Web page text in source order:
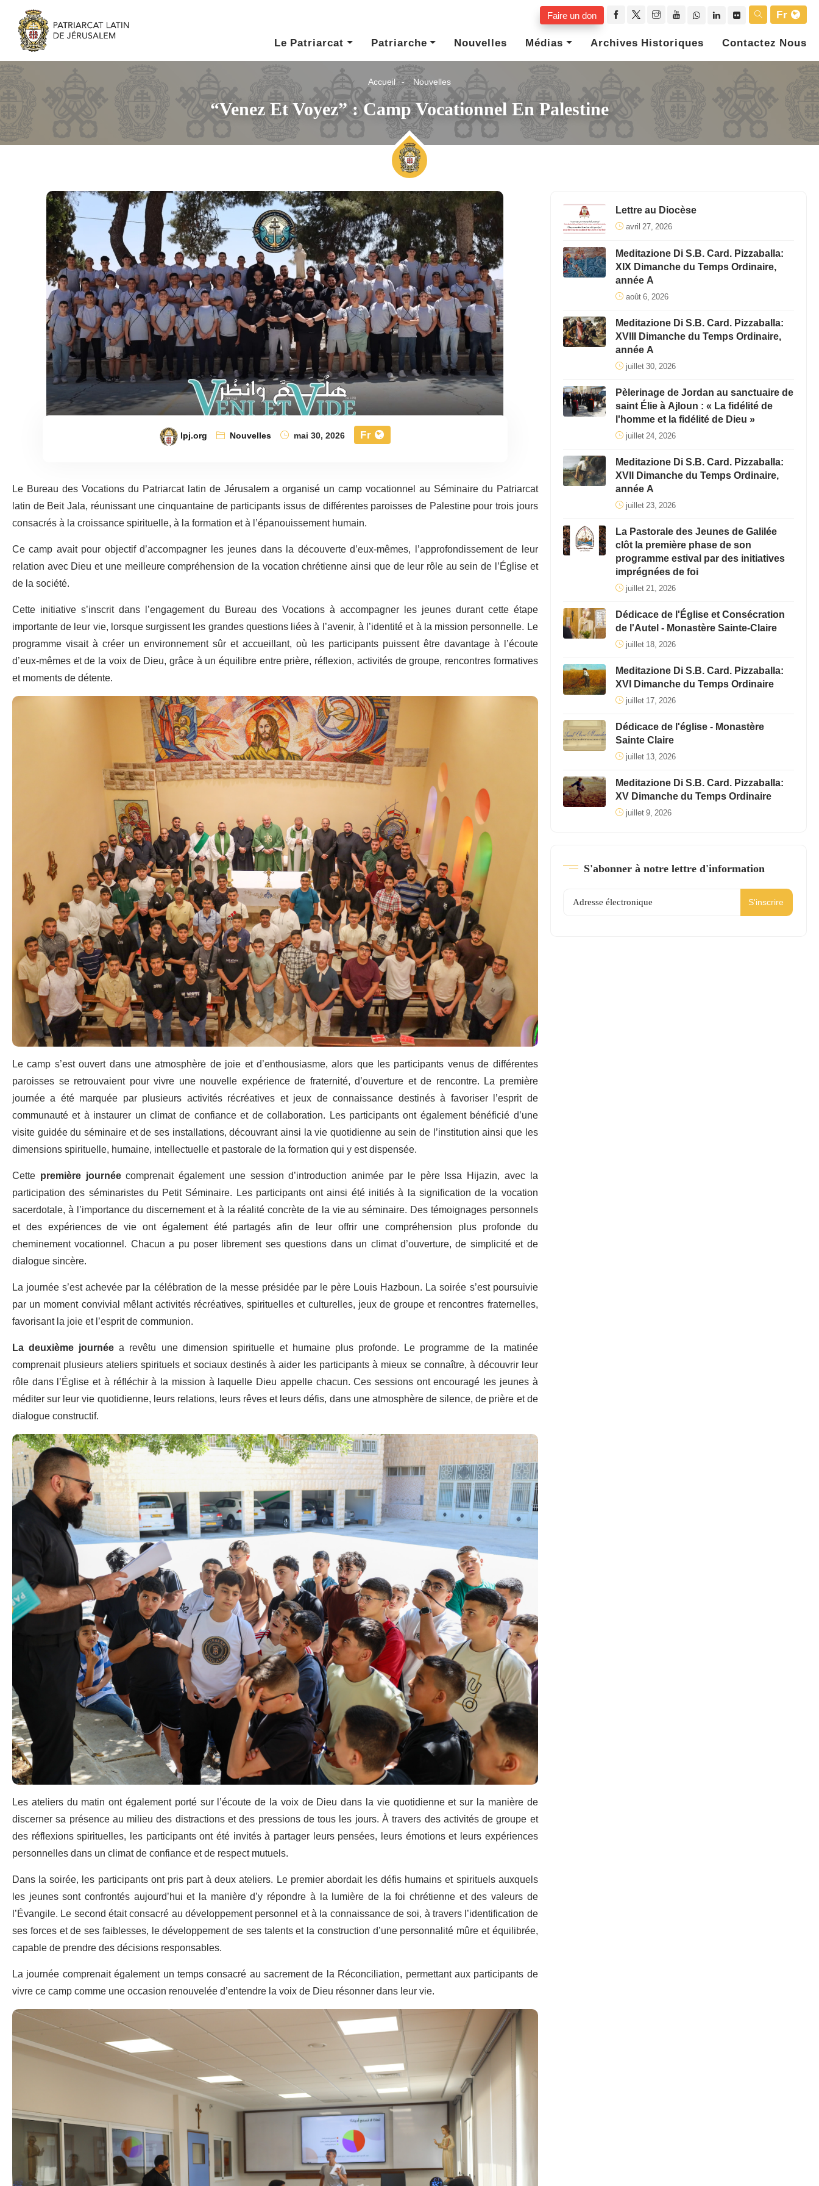
Faire un don
Fr
Le Patriarcat
Patriarche Nouvelles Médias Archives Historiques Contactez Nous
Accueil Nouvelles
“Venez Et Voyez” : Camp Vocationnel En Palestine
lpj.org Nouvelles mai 30, 2026 Fr
Le Bureau des Vocations du Patriarcat latin de Jérusalem a organisé un camp vocationnel au Séminaire du Patriarcat
latin de Beit Jala, réunissant une cinquantaine de participants issus de différentes paroisses de Palestine pour trois jours
consacrés à la croissance spirituelle, à la formation et à l’épanouissement humain.
Ce camp avait pour objectif d’accompagner les jeunes dans la découverte d’eux-mêmes, l’approfondissement de leur
relation avec Dieu et une meilleure compréhension de la vocation chrétienne ainsi que de leur rôle au sein de l’Église et
de la société.
Cette initiative s’inscrit dans l’engagement du Bureau des Vocations à accompagner les jeunes durant cette étape
importante de leur vie, lorsque surgissent les grandes questions liées à l’avenir, à l’identité et à la mission personnelle. Le
programme visait à créer un environnement sûr et accueillant, où les participants puissent être davantage à l’écoute
d’eux-mêmes et de la voix de Dieu, grâce à un équilibre entre prière, réflexion, activités de groupe, rencontres formatives
et moments de détente.
Le camp s’est ouvert dans une atmosphère de joie et d’enthousiasme, alors que les participants venus de différentes
paroisses se retrouvaient pour vivre une nouvelle expérience de fraternité, d’ouverture et de rencontre. La première
journée a été marquée par plusieurs activités récréatives et jeux de connaissance destinés à favoriser l’esprit de
communauté et à instaurer un climat de confiance et de collaboration. Les participants ont également bénéficié d’une
visite guidée du séminaire et de ses installations, découvrant ainsi la vie quotidienne au sein de l’institution ainsi que les
dimensions spirituelle, humaine, intellectuelle et pastorale de la formation qui y est dispensée.
Cette première journéecomprenait également une session d’introduction animée par le père Issa Hijazin, avec la
participation des séminaristes du Petit Séminaire. Les participants ont ainsi été initiés à la signification de la vocation
sacerdotale, à l’importance du discernement et à la réalité concrète de la vie au séminaire. Des témoignages personnels
et des expériences de vie ont également été partagés afin de leur offrir une compréhension plus profonde du
cheminement vocationnel. Chacun a pu poser librement ses questions dans un climat d’ouverture, de simplicité et de
dialogue sincère.
La journée s’est achevée par la célébration de la messe présidée par le père Louis Hazboun. La soirée s’est poursuivie
par un moment convivial mêlant activités récréatives, spirituelles et culturelles, jeux de groupe et rencontres fraternelles,
favorisant la joie et l’esprit de communion.
La deuxième journée a revêtu une dimension spirituelle et humaine plus profonde. Le programme de la matinée
comprenait plusieurs ateliers spirituels et sociaux destinés à aider les participants à mieux se connaître, à découvrir leur
rôle dans l’Église et à réfléchir à la mission à laquelle Dieu appelle chacun. Ces sessions ont encouragé les jeunes à
méditer sur leur vie quotidienne, leurs relations, leurs rêves et leurs défis, dans une atmosphère de silence, de prière et de
dialogue constructif.
Les ateliers du matin ont également porté sur l’écoute de la voix de Dieu dans la vie quotidienne et sur la manière de
discerner sa présence au milieu des distractions et des pressions de tous les jours. À travers des activités de groupe et
des réflexions spirituelles, les participants ont été invités à partager leurs pensées, leurs émotions et leurs expériences
personnelles dans un climat de confiance et de respect mutuels.
Dans la soirée, les participants ont pris part à deux ateliers. Le premier abordait les défis humains et spirituels auxquels
les jeunes sont confrontés aujourd’hui et la manière d’y répondre à la lumière de la foi chrétienne et des valeurs de
l’Évangile. Le second était consacré au développement personnel et à la connaissance de soi, à travers l’identification de
ses forces et de ses faiblesses, le développement de ses talents et la construction d’une personnalité mûre et équilibrée,
capable de prendre des décisions responsables.
La journée comprenait également un temps consacré au sacrement de la Réconciliation, permettant aux participants de
vivre ce camp comme une occasion renouvelée d’entendre la voix de Dieu résonner dans leur vie.
Lettre au Diocèse
avril 27, 2026
Meditazione Di S.B. Card. Pizzaballa:
XIX Dimanche du Temps Ordinaire,
année A
août 6, 2026
Meditazione Di S.B. Card. Pizzaballa:
XVIII Dimanche du Temps Ordinaire,
année A
juillet 30, 2026
Pèlerinage de Jordan au sanctuaire de
saint Élie à Ajloun : « La fidélité de
l'homme et la fidélité de Dieu »
juillet 24, 2026
Meditazione Di S.B. Card. Pizzaballa:
XVII Dimanche du Temps Ordinaire,
année A
juillet 23, 2026
La Pastorale des Jeunes de Galilée
clôt la première phase de son
programme estival par des initiatives
imprégnées de foi
juillet 21, 2026
Dédicace de l'Église et Consécration
de l'Autel - Monastère Sainte-Claire
juillet 18, 2026
Meditazione Di S.B. Card. Pizzaballa:
XVI Dimanche du Temps Ordinaire
juillet 17, 2026
Dédicace de l'église - Monastère
Sainte Claire
juillet 13, 2026
Meditazione Di S.B. Card. Pizzaballa:
XV Dimanche du Temps Ordinaire
juillet 9, 2026
S'abonner à notre lettre d'information
S'inscrire